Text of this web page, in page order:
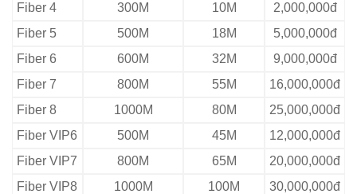
Fiber 4
300M 10M
2,000,000đ
Fiber 5
500M 18M
5,000,000đ
Fiber 6
600M 32M
9,000,000đ
Fiber 7
800M 55M
16,000,000đ
Fiber 8
1000M 80M
25,000,000đ
Fiber VIP6
500M 45M
12,000,000đ
Fiber VIP7
800M 65M
20,000,000đ
Fiber VIP8
1000M 100M
30,000,000đ